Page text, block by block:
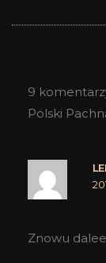
9
Polski
Znowu